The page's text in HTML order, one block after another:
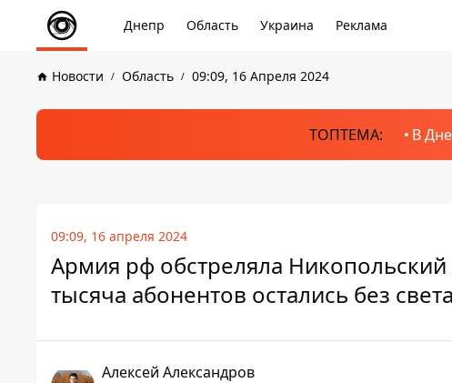
Днепр Область Украина Реклама
Новости Область 09:09, 16 Апреля 2024
ТОПТЕМА: В
09:09, 16 апреля 2024
Армия рф обстреляла
тысяча абонентов остались без света
Алексей Александров